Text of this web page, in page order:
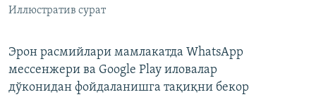
Иллюстратив сурат
Эрон расмийлари мамлакатда WhatsApp
мессенжери ва Google Play иловалар
дўконидан фойдаланишга тақиқни бекор